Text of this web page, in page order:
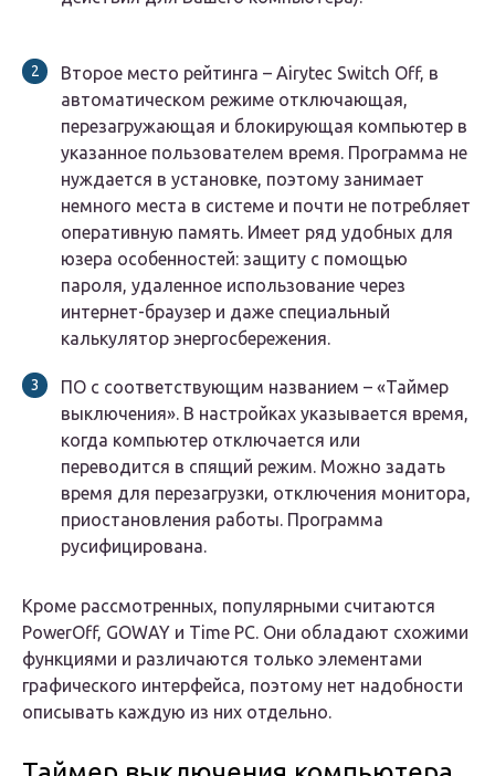
Второе место рейтинга – Airytec Switch Off, в
автоматическом режиме отключающая,
перезагружающая и блокирующая компьютер в
указанное пользователем время. Программа не
нуждается в установке, поэтому занимает
немного места в системе и почти не потребляет
оперативную память. Имеет ряд удобных для
юзера особенностей: защиту с помощью
пароля, удаленное использование через
интернет-браузер и даже специальный
калькулятор энергосбережения.
ПО с соответствующим названием – «Таймер
выключения». В настройках указывается время,
когда компьютер отключается или
переводится в спящий режим. Можно задать
время для перезагрузки, отключения монитора,
приостановления работы. Программа
русифицирована.
Кроме рассмотренных, популярными считаются
PowerOff, GOWAY и Time PC. Они обладают схожими
функциями и различаются только элементами
графического интерфейса, поэтому нет надобности
описывать каждую из них отдельно.